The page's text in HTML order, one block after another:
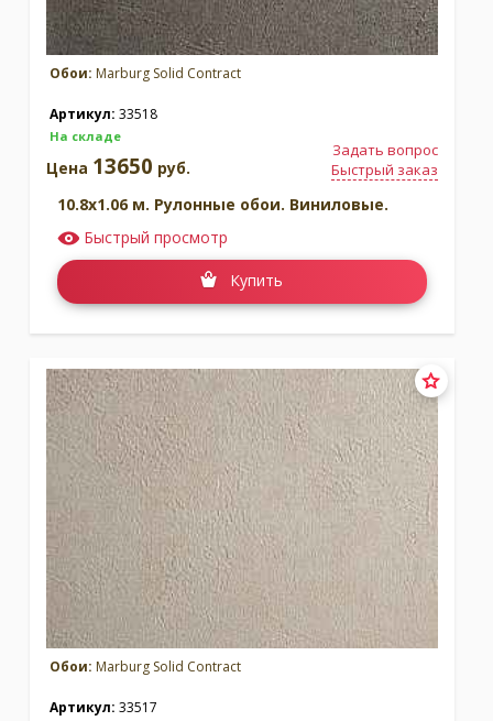
Обои: Marburg Solid Contract
Артикул: 33518
На складе
Задать вопрос
Быстрый заказ
Цена 13650 руб.
10.8x1.06 м. Рулонные обои. Виниловые.
Быстрый просмотр
Купить
Обои: Marburg Solid Contract
Артикул: 33517